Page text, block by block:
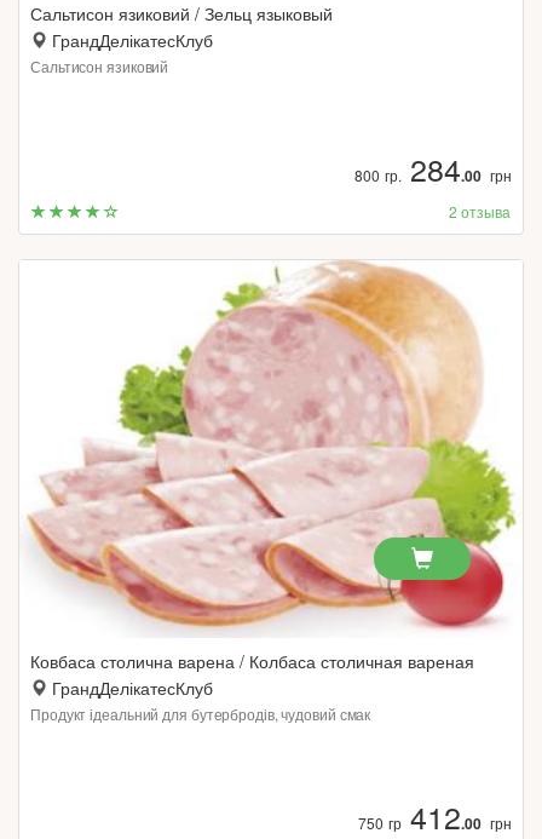
Сальтисон язиковий / Зельц языковый
ГрандДелікатесКлуб
Сальтисон язиковий
800 гр. 284.00 грн
2 отзыва
Ковбаса столична варена / Колбаса столичная вареная
ГрандДелікатесКлуб
Продукт ідеальний для бутербродів, чудовий смак
750 гр412.00 грн